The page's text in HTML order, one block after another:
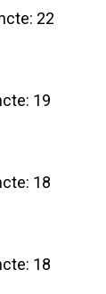
22
19
18
18